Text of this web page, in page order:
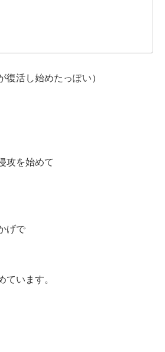
復活し始めたっぽい）
攻を始めて
げで
ています。